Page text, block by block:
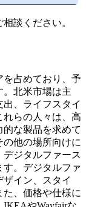
談ください。
を占めており、予
。北米市場は主
、ライフスタイ
れらの人々は、高
な製品を求めて
他の場所向けに
ジタルファース
す。デジタルファ
イン、スタイ
、価格や仕様に